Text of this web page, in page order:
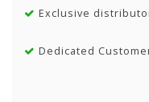
Exclusive
Dedicated